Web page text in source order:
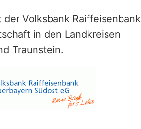
Volksbank Raiffeisenbank
in den Landkreisen
Traunstein.